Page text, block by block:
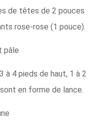
de têtes de 2 pouces
rose-rose (1 pouce).
pâle
à 4 pieds de haut, 1 à 2
en forme de lance.